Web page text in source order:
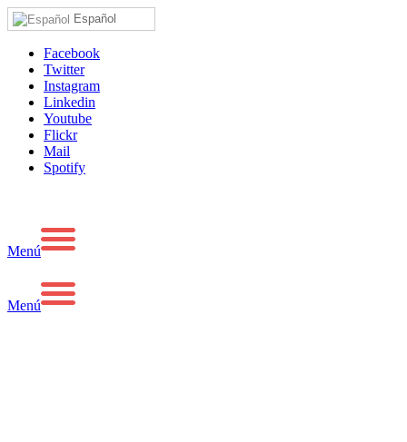
Español
Facebook
Twitter
Instagram
Linkedin
Youtube
Flickr
Mail
Spotify
Menú
Menú